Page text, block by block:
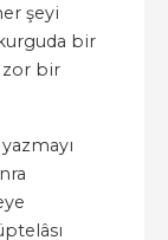
şeyi
bir
zor bir